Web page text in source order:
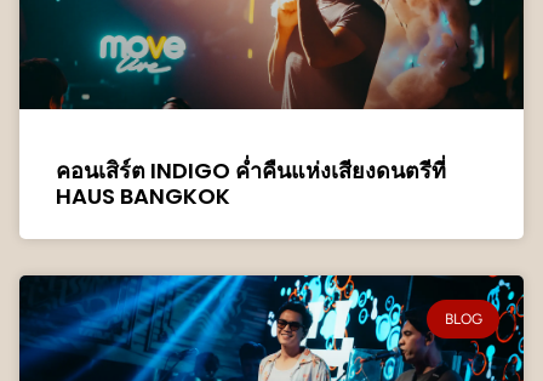
คอนเสิร์ต INDIGO ค่ำคืนแห่งเสียงดนตรีที่
HAUS BANGKOK
BLOG